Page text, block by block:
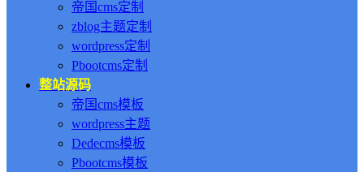
帝国cms定制
zblog主题定制
wordpress定制
Pbootcms定制
整站源码
帝国cms模板
wordpress主题
Dedecms模板
Pbootcms模板